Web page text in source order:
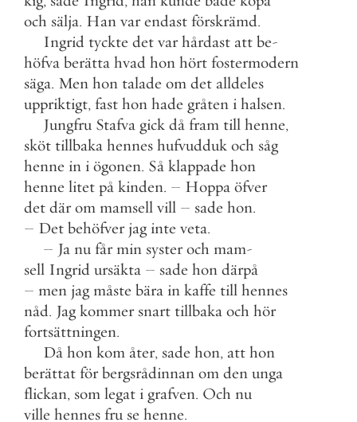
och sälja. Han var endast förskrämd.
Ingrid tyckte det var hårdast att be-
höfva berätta hvad hon hört fostermodern
säga. Men hon talade om det alldeles
uppriktigt, fast hon hade gråten i halsen.
Jungfru Stafva gick då fram till henne,
sköt tillbaka hennes hufvudduk och såg
henne in i ögonen. Så klappade hon
henne litet på kinden. – Hoppa öfver
det där om mamsell vill – sade hon.
– Det behöfver jag inte veta.
– Ja nu får min syster och mam-
sell Ingrid ursäkta – sade hon därpå
– men jag måste bära in kaffe till hennes
nåd. Jag kommer snart tillbaka och hör
fortsättningen.
Då hon kom åter, sade hon, att hon
berättat för bergsrådinnan om den unga
flickan, som legat i grafven. Och nu
ville hennes fru se henne.